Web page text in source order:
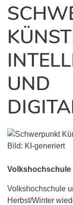
UND
Volkshochschule
Herbst/Winter